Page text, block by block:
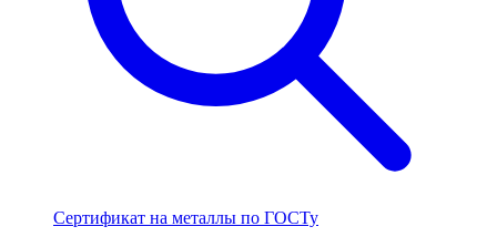
Сертификат на металлы по ГОСТу